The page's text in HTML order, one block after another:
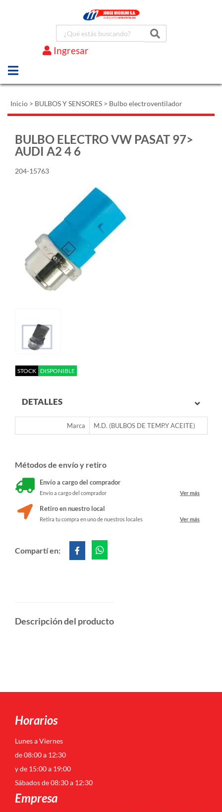
Ingresar
Inicio > BULBOS Y SENSORES > Bulbo electroventilador
BULBO ELECTRO VW PASAT 97>
AUDI A2 4 6
204-15763
STOCK DISPONIBLE
DETALLES
Marca M.D. (BULBOS DE TEMP.Y ACEITE)
Métodos de envío y retiro
Envío a cargo del comprador
Envío a cargo del comprador Ver más
Retiro en nuestro local
Retira tu compra en uno de nuestros locales Ver más
Compartí en:
Descripción del producto
Horarios
Lunes a Viernes
de 08:00 a 12:30
y de 15:00 a 19:00
Sábados de 08:30 a 12:30
Empresa